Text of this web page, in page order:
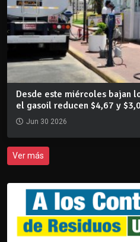
Desde este miércoles bajan
el gasoil reducen $4,67 y
Jun 30 2026
Ver más